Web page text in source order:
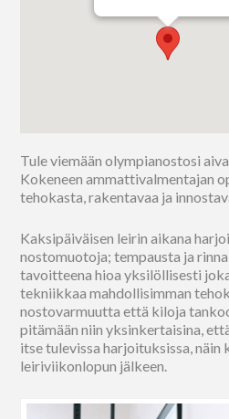
Tule viemään olympianostosi
Kokeneen ammattivalmentajan
tehokasta, rakentavaa ja
Kaksipäiväisen leirin aikana
nostomuotoja; tempausta ja
tavoitteena hioa yksilöllisesti
tekniikkaa mahdollisimman
nostovarmuutta että kiloja
pitämään niin yksinkertaisina,
itse tulevissa harjoituksissa, näin
leiriviikonlopun jälkeen.